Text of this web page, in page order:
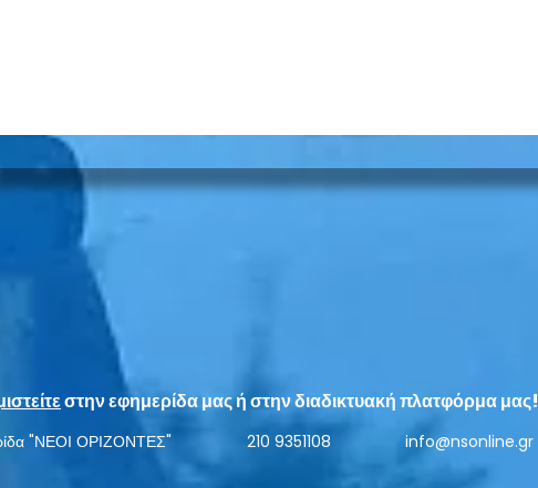
αντικειμένων
Σμύρνης
Α. Ωνάση
στην εφημερίδα μας ή στην διαδικτυακή πλατφόρμα μας!
"ΝΕΟΙ ΟΡΙΖΟΝΤΕΣ" 210 9351108 info@nsonline.gr